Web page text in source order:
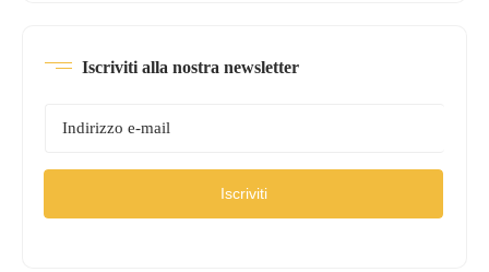
Iscriviti alla nostra newsletter
Iscriviti